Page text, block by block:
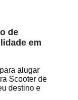
de
em
alugar
Scooter de
destino e